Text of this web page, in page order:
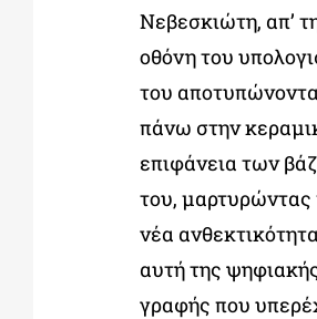
Νεβεσκιώτη, απ’
οθόνη του
του
πάνω στην
επιφάνεια των
του, μαρτυρώντας
νέα
αυτή της
γραφής που